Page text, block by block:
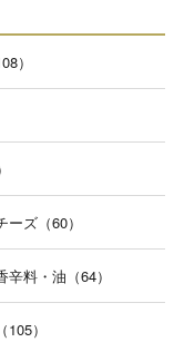
）
ズ（60）
辛料・油（64）
105）